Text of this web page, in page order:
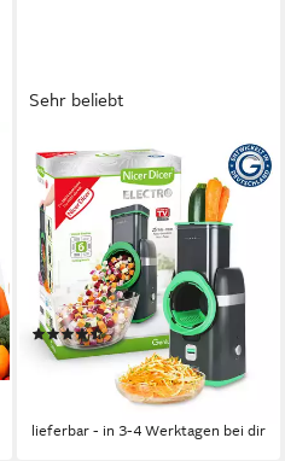
Sehr beliebt
GENIUS
Gemüseschneider Nicer Dicer
Electro, 25 tlg, Gemüsehobel
elektrisch, 6 Einsätze
80 W
Leistung
Netzkabel Betriebsart
Edelstahlklingen
Material Messer
(25)
106,79 € UVP199,95 €
mtl. in 12 Raten
lieferbar - in 3-4 Werktagen bei dir